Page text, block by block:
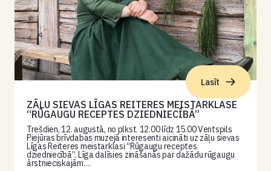
Lasīt
ZĀĻU SIEVAS LĪGAS REITERES MEISTARKLASE
“RŪGAUGU RECEPTES DZIEDNIECĪBĀ”
Trešdien, 12. augustā, no plkst. 12.00 līdz 15.00 Ventspils
Piejūras brīvdabas muzejā interesenti aicināti uz zāļu sievas
Līgas Reiteres meistarklasi “Rūgaugu receptes
dziedniecībā”. Līga dalīsies zināšanās par dažādu rūgaugu
ārstnieciskajām…